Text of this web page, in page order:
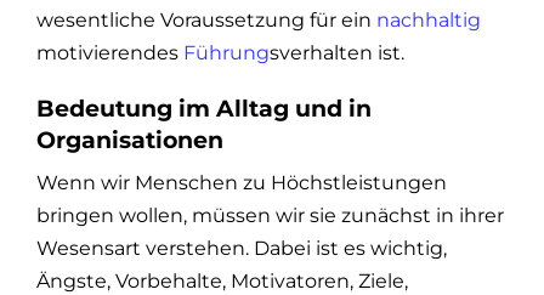
wesentliche Voraussetzung für ein nachhaltig
motivierendes Führungsverhalten ist.
Bedeutung im Alltag und in
Organisationen
Wenn wir Menschen zu Höchstleistungen
bringen wollen, müssen wir sie zunächst in ihrer
Wesensart verstehen. Dabei ist es wichtig,
Ängste, Vorbehalte, Motivatoren, Ziele,